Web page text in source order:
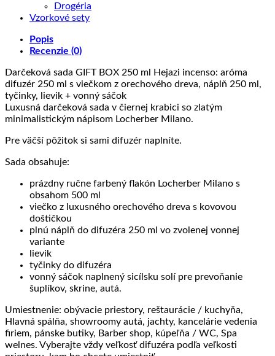
Drogéria
Vzorkové sety
Popis
Recenzie (0)
Darčeková sada GIFT BOX 250 ml Hejazi incenso: aróma
difuzér 250 ml s viečkom z orechového dreva, náplň 250 ml,
tyčinky, lievik + vonný sáčok
Luxusná darčeková sada v čiernej krabici so zlatým
minimalistickým nápisom Locherber Milano.
Pre väčší pôžitok si sami difuzér naplníte.
Sada obsahuje:
prázdny ručne farbený flakón Locherber Milano s
obsahom 500 ml
viečko z luxusného orechového dreva s kovovou
doštičkou
plnú náplň do difuzéra 250 ml vo zvolenej vonnej
variante
lievik
tyčinky do difuzéra
vonný sáčok naplnený sicílsku solí pre prevoňanie
šuplíkov, skrine, autá.
Umiestnenie: obývacie priestory, reštaurácie / kuchyňa,
Hlavná spálňa, showroomy autá, jachty, kancelárie vedenia
firiem, pánske butiky, Barber shop, kúpeľňa / WC, Spa
welnes. Vyberajte vždy veľkosť difuzéra podľa veľkosti